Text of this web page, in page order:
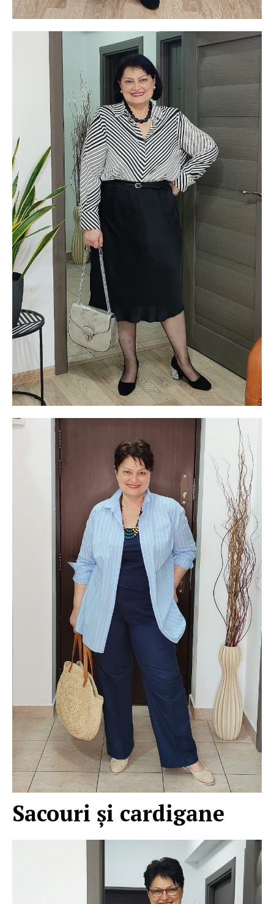
Sacouri şi cardigane